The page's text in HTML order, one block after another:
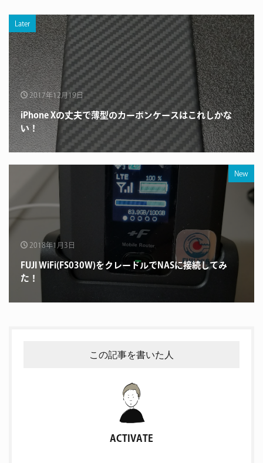
Later
2017年12月19日
iPhone Xの丈夫で薄型のカーボンケースはこれしかな
い！
New
2018年1月3日
FUJI WiFi(FS030W)をクレードルでNASに接続してみ
た！
この記事を書いた人
ACTIVATE